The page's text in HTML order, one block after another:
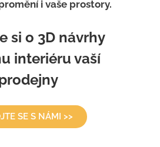
i vaše prostory.
si o 3D návrhy
interiéru vaší
SE S NÁMI >>